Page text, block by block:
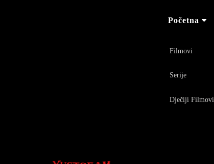
Početna
Filmovi
Serije
Dječiji Filmovi